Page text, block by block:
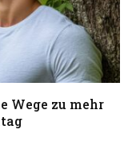
Wege zu mehr